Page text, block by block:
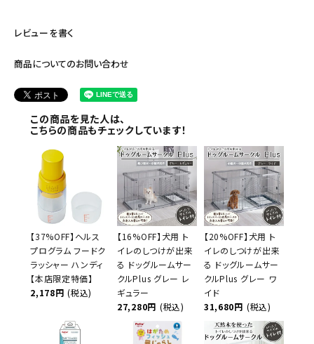
レビューを書く
商品についてのお問い合わせ
この商品を見た人は、
こちらの商品もチェックしています！
【37%OFF】ヘルス
プログラム フードク
ラッシャー ハンディ
【本店限定特価】
2,178円 (税込)
【16%OFF】犬用 ト
イレのしつけが出来
る ドッグルームサー
クルPlus グレー レ
ギュラー
27,280円 (税込)
【20%OFF】犬用 ト
イレのしつけが出来
る ドッグルームサー
クルPlus グレー ワ
イド
31,680円 (税込)